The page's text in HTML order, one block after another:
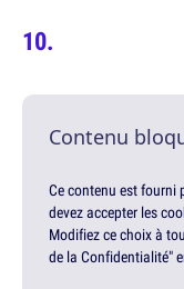
Contenu
Ce contenu est fourni
devez accepter les
Modifiez ce choix à
de la Confidentialité"